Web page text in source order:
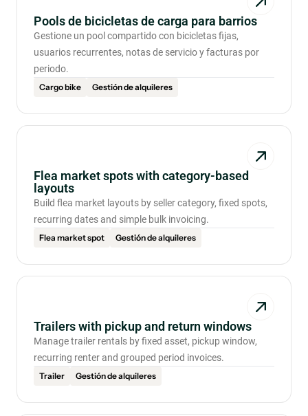
Pools de bicicletas de carga para barrios
Gestione un pool compartido con bicicletas fijas,
usuarios recurrentes, notas de servicio y facturas por
periodo.
Cargo bike
Gestión de alquileres
Flea market spots with category-based
layouts
Build flea market layouts by seller category, fixed spots,
recurring dates and simple bulk invoicing.
Flea market spot
Gestión de alquileres
Trailers with pickup and return windows
Manage trailer rentals by fixed asset, pickup window,
recurring renter and grouped period invoices.
Trailer
Gestión de alquileres